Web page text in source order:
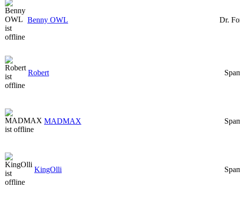
Benny OWL Dr.
Robert
MADMAX
KingOlli